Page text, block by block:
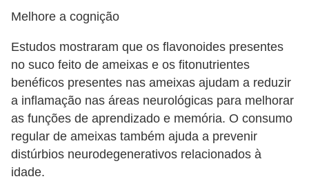
Melhore a cognição
Estudos mostraram que os flavonoides presentes
no suco feito de ameixas e os fitonutrientes
benéficos presentes nas ameixas ajudam a reduzir
a inflamação nas áreas neurológicas para melhorar
as funções de aprendizado e memória. O consumo
regular de ameixas também ajuda a prevenir
distúrbios neurodegenerativos relacionados à
idade.